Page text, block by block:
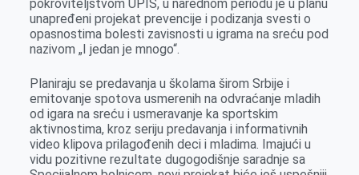
pokroviteljstvom UPIS, u narednom periodu je u planu
unapređeni projekat prevencije i podizanja svesti o
opasnostima bolesti zavisnosti u igrama na sreću pod
nazivom „I jedan je mnogo“.
Planiraju se predavanja u školama širom Srbije i
emitovanje spotova usmerenih na odvraćanje mladih
od igara na sreću i usmeravanje ka sportskim
aktivnostima, kroz seriju predavanja i informativnih
video klipova prilagođenih deci i mladima. Imajući u
vidu pozitivne rezultate dugogodišnje saradnje sa